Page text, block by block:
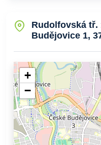
Rudolfovská tř.
Budějovice 1,
+
−